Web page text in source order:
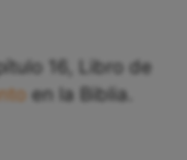
16, Libro de
en la Biblia.